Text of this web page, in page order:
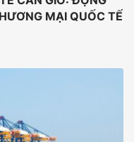
MẠI QUỐC TẾ